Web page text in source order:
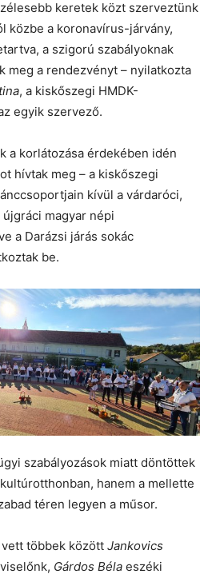
keretek közt szerveztünk
közbe a koronavírus-járvány,
a szigorú szabályoknak
meg a rendezvényt – nyilatkozta
, a kiskőszegi HMDK-
egyik szervező.
a korlátozása érdekében idén
hívtak meg – a kiskőszegi
kívül a várdaróci,
magyar népi
a Darázsi járás sokác
be.
szabályozások miatt döntöttek
hanem a mellette
téren legyen a műsor.
többek között Jankovics
Gárdos Béla eszéki